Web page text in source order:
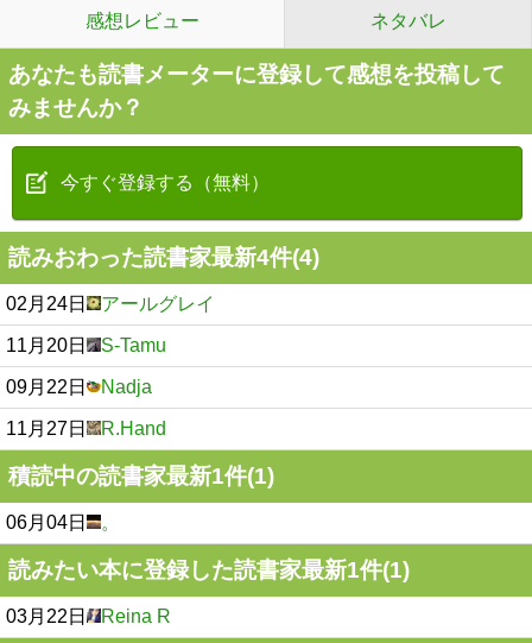
感想レビュー ネタバレ
あなたも読書メーターに登録して感想を投稿して
みませんか？
今すぐ登録する（無料）
読みおわった読書家最新4件(4)
02月24日 アールグレイ
11月20日 S-Tamu
09月22日 Nadja
11月27日 R.Hand
積読中の読書家最新1件(1)
06月04日 。
読みたい本に登録した読書家最新1件(1)
03月22日 Reina R